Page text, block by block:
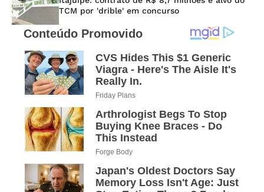
TCM por 'drible' em concurso